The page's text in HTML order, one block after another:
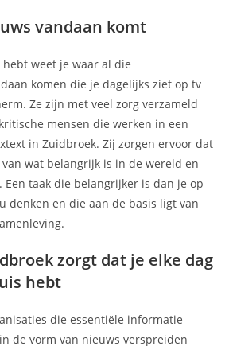
vandaan komt
weet je waar al die
komen die je dagelijks ziet op tv
Ze zijn met veel zorg verzameld
mensen die werken in een
in Zuidbroek. Zij zorgen ervoor dat
wat belangrijk is in de wereld en
Een taak die belangrijker is dan je op
denken en die aan de basis ligt van
zorgt dat je elke dag
hebt
die essentiële informatie
de vorm van nieuws verspreiden